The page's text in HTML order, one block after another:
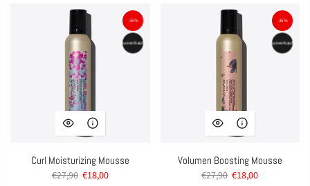
-35%
Ausverkauft
Curl Moisturizing Mousse
€27,90 €18,00
-35%
Ausverkauft
Volumen Boosting Mousse
€27,90 €18,00